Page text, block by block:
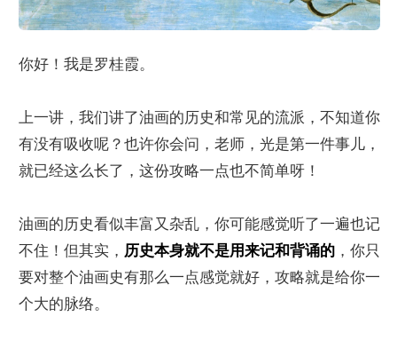
你好！我是罗桂霞。
上一讲，我们讲了油画的历史和常见的流派，不知道你
有没有吸收呢？也许你会问，老师，光是第一件事儿，
就已经这么长了，这份攻略一点也不简单呀！
油画的历史看似丰富又杂乱，你可能感觉听了一遍也记
不住！但其实， 历史本身就不是用来记和背诵的 ，你只
要对整个油画史有那么一点感觉就好，攻略就是给你一
个大的脉络。